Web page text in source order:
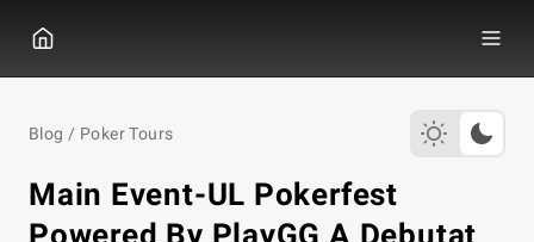
Blog / Poker Tours
Main Event-UL Pokerfest
Powered By PlayGG A Debutat